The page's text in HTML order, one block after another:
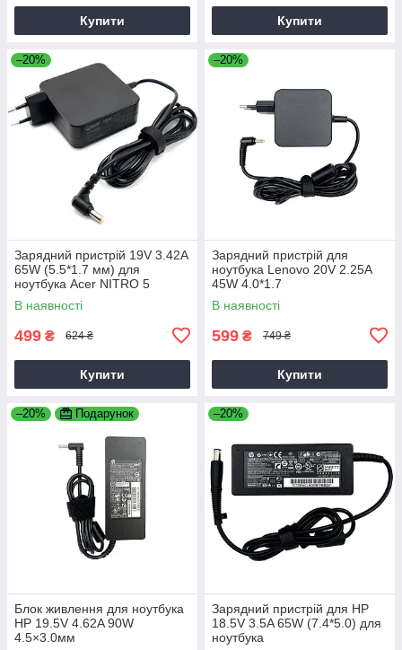
Купити Купити
–20%
Зарядний пристрій 19V 3.42A
65W (5.5*1.7 мм) для
ноутбука Acer NITRO 5
AN515-31 65
В наявності
499 ₴ 624 ₴
Купити
–20%
Зарядний пристрій для
ноутбука Lenovo 20V 2.25A
45W 4.0*1.7
В наявності
599 ₴ 749 ₴
Купити
–20% Подарунок
Блок живлення для ноутбука
HP 19.5V 4.62A 90W
4.5×3.0мм
–20%
Зарядний пристрій для HP
18.5V 3.5A 65W (7.4*5.0) для
ноутбука